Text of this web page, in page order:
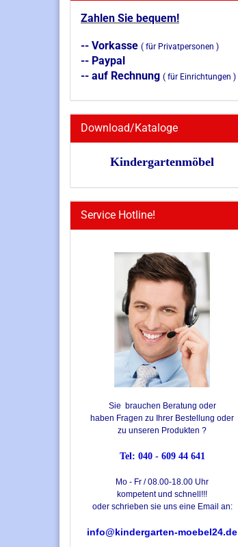
Zahlen Sie bequem!
-- Vorkasse ( für Privatpersonen )
-- Paypal
-- auf Rechnung ( für Einrichtungen )
Download/Kataloge
Kindergartenmöbel
Service Hotline!
Sie brauchen Beratung oder
haben Fragen zu Ihrer Bestellung oder
zu unseren Produkten ?
Tel: 040 - 609 44 641
Mo - Fr / 08.00-18.00 Uhr
kompetent und schnell!!!
oder schrieben sie uns eine Email an:
info@kindergarten-moebel24.de